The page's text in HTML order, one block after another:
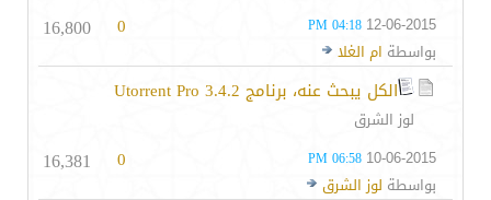
12-06-2015
04:18 PM
بواسطة ام الغلا
0
16,800
الكل يبحث عنه، برنامج Utorrent Pro 3.4.2
لوز الشرق
10-06-2015
06:58 PM
بواسطة لوز الشرق
0
16,381